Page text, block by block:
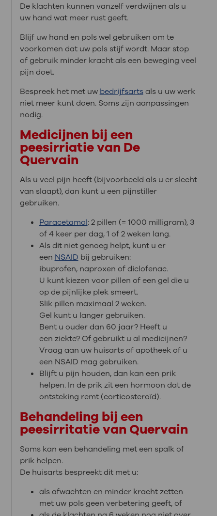
De klachten kunnen vanzelf verdwijnen als u
uw hand wat meer rust geeft.
Blijf uw hand en pols wel gebruiken om te
voorkomen dat uw pols stijf wordt. Maar stop
of gebruik minder kracht als een beweging veel
pijn doet.
Bespreek het met uw bedrijfsartsals u uw werk
niet meer kunt doen. Soms zijn aanpassingen
nodig.
Medicijnen bij een
peesirriatie van De
Quervain
Als u veel pijn heeft (bijvoorbeeld als u er slecht
van slaapt), dan kunt u een pijnstiller
gebruiken.
Paracetamol: 2 pillen (= 1000 milligram), 3
of 4 keer per dag, 1 of 2 weken lang.
Als dit niet genoeg helpt, kunt u er
een NSAID bij gebruiken:
ibuprofen, naproxen of diclofenac.
U kunt kiezen voor pillen of een gel die u
op de pijnlijke plek smeert.
Slik pillen maximaal 2 weken.
Gel kunt u langer gebruiken.
Bent u ouder dan 60 jaar? Heeft u
een ziekte? Of gebruikt u al medicijnen?
Vraag aan uw huisarts of apotheek of u
een NSAID mag gebruiken.
Blijft u pijn houden, dan kan een prik
helpen. In de prik zit een hormoon dat de
ontsteking remt (corticosteroïd).
Behandeling bij een
peesirritatie van Quervain
Soms kan een behandeling met een spalk of
prik helpen.
De huisarts bespreekt dit met u:
als afwachten en minder kracht zetten
met uw pols geen verbetering geeft, of